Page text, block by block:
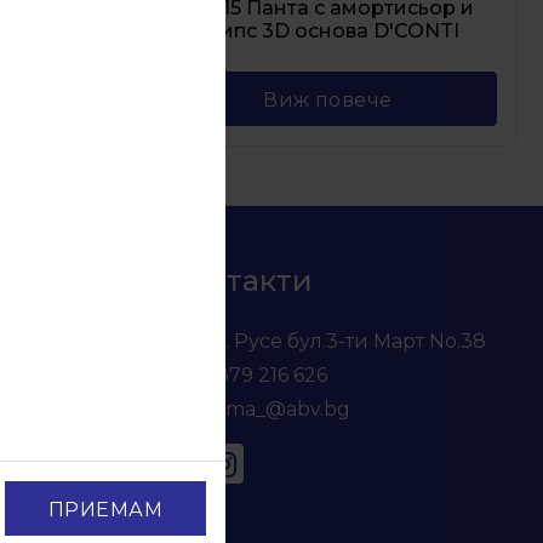
ПРИЕМАМ
05.215 Панта с амортисьор и
клипс 3D основа D'CONTI
Виж повече
Контакти
гр. Русе бул.3-ти Март No.38
0879 216 626
voma_@abv.bg